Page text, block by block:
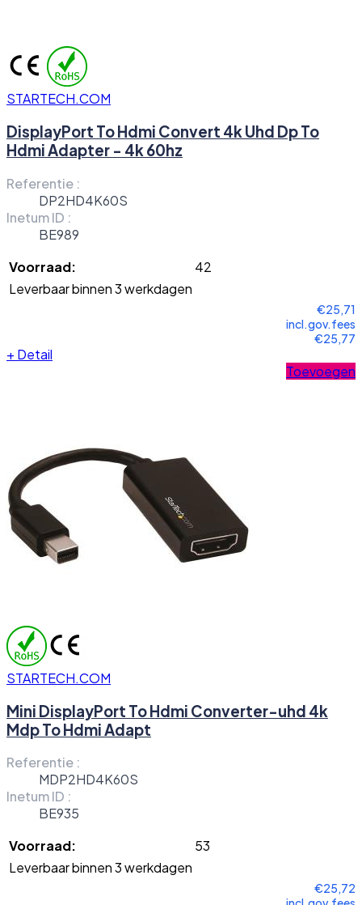
STARTECH.COM
DisplayPort To Hdmi Convert 4k Uhd Dp To
Hdmi Adapter - 4k 60hz
Referentie :
DP2HD4K60S
Inetum ID :
BE989
Voorraad:
42
Leverbaar binnen 3 werkdagen
€25,71
incl.gov.fees
€25,77
+ Detail
Toevoegen
STARTECH.COM
Mini DisplayPort To Hdmi Converter-uhd 4k
Mdp To Hdmi Adapt
Referentie :
MDP2HD4K60S
Inetum ID :
BE935
Voorraad:
53
Leverbaar binnen 3 werkdagen
€25,72